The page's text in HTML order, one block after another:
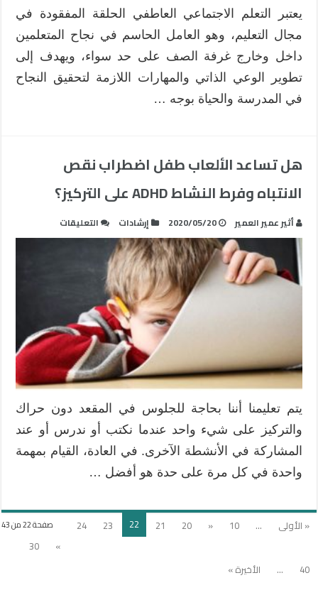
يعتبر التعلم الاجتماعي العاطفي الحلقة المفقودة في
مجال التعليم، وهو العامل الحاسم في نجاح المتعلمين
داخل وخارج غرفة الصف على حد سواء، ويهدف إلى
تطوير الوعي الذاتي والمهارات اللازمة لتحقيق النجاح
في المدرسة والحياة بوجه …
هل تساعد الألعاب طفل اضطراب نقص
الانتباه وفرط النشاط ADHD على التركيز؟
أثير عمير العمير 2020/05/20 إرشادات التعليقات
هل
الانتباه
وفرط
النشاط
ADHD
التركيز؟
مغلقة
يتم تعليمنا أننا بحاجة للجلوس في المقعد دون حراك
والتركيز على شيء واحد عندما نكتب أو ندرس أو عند
المشاركة في الأنشطة الآخرى. في العادة، القيام بمهمة
واحدة في كل مرة على حدة هو أفضل …
صفحة 22 من 43 « الأولى ...
10
«
20
21
22
23
24
»
30
40
... الأخيرة »